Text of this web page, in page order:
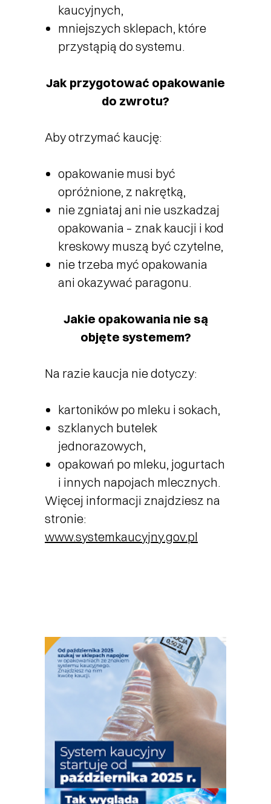
kaucyjnych,
mniejszych sklepach, które
przystąpią do systemu.
Jak przygotować opakowanie
do zwrotu?
Aby otrzymać kaucję:
opakowanie musi być
opróżnione, z nakrętką,
nie zgniataj ani nie uszkadzaj
opakowania – znak kaucji i kod
kreskowy muszą być czytelne,
nie trzeba myć opakowania
ani okazywać paragonu.
Jakie opakowania nie są
objęte systemem?
Na razie kaucja nie dotyczy:
kartoników po mleku i sokach,
szklanych butelek
jednorazowych,
opakowań po mleku, jogurtach
i innych napojach mlecznych.
Więcej informacji znajdziesz na
stronie:
www.systemkaucyjny.gov.pl